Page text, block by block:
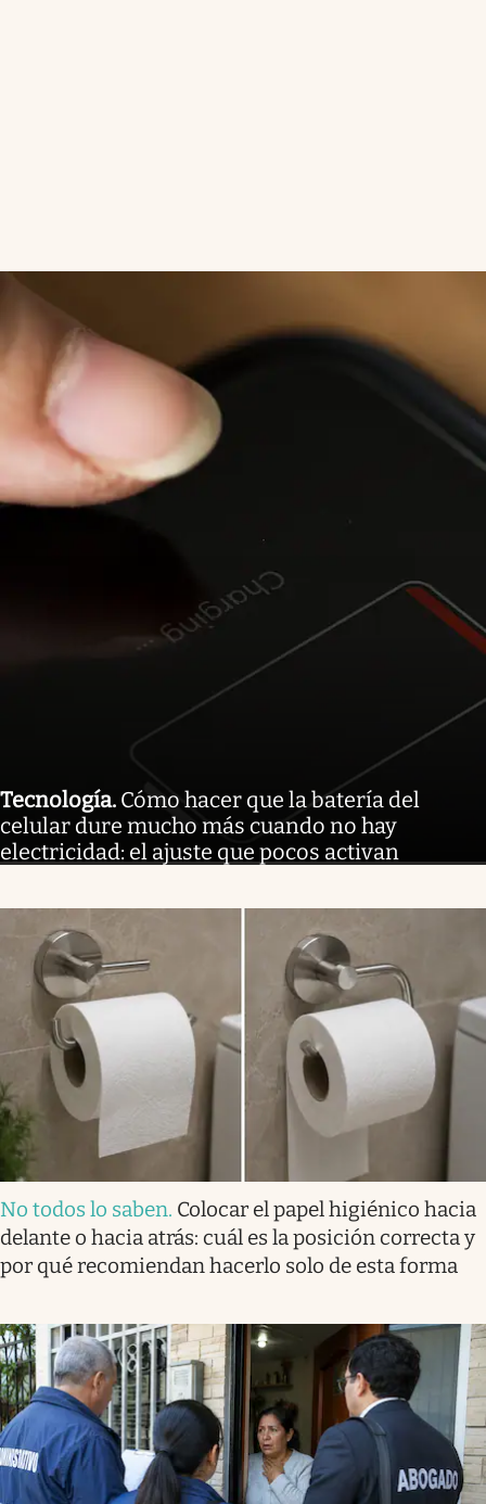
Tecnología. Cómo hacer que la batería del
celular dure mucho más cuando no hay
electricidad: el ajuste que pocos activan
No todos lo saben. Colocar el papel higiénico hacia
delante o hacia atrás: cuál es la posición correcta y
por qué recomiendan hacerlo solo de esta forma